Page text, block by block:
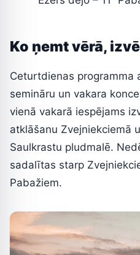
Ko ņemt vērā,
Ceturtdienas programma
semināru un vakara
vienā vakarā iespējams
atklāšanu Zvejniekciemā
Saulkrastu pludmalē.
sadalītas starp
Pabažiem.